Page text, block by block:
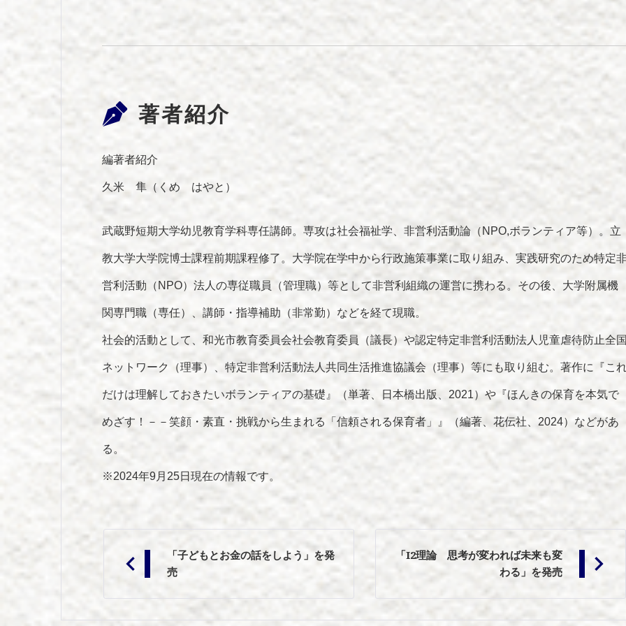
著者紹介
編著者紹介
久米 隼（くめ はやと）
武蔵野短期大学幼児教育学科専任講師。専攻は社会福祉学、非営利活動論（NPO,ボランティア等）。立
教大学大学院博士課程前期課程修了。大学院在学中から行政施策事業に取り組み、実践研究のため特定
営利活動（NPO）法人の専従職員（管理職）等として非営利組織の運営に携わる。その後、大学附属機
関専門職（専任）、講師・指導補助（非常勤）などを経て現職。
社会的活動として、和光市教育委員会社会教育委員（議長）や認定特定非営利活動法人児童虐待防止全
ネットワーク（理事）、特定非営利活動法人共同生活推進協議会（理事）等にも取り組む。著作に『こ
だけは理解しておきたいボランティアの基礎』（単著、日本橋出版、2021）や『ほんきの保育を本気で
めざす！－－笑顔・素直・挑戦から生まれる「信頼される保育者」』（編著、花伝社、2024）などがあ
る。
※2024年9月25日現在の情報です。
投
ナ
「子どもとお金の話をしよう」を発
売
「I2理論 思考が変われば未来も変
わる」を発売